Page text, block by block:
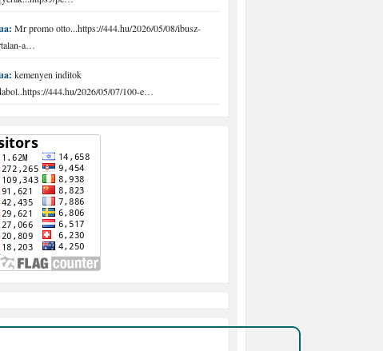
Mr promo otto...https://444.hu/2026/05/08/ibusz-
a…
kemenyen inditok
444.hu/2026/05/07/100-e…